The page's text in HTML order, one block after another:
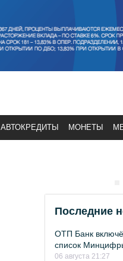
АВТОКРЕДИТЫ МОНЕТЫ
Последние
ОТП Банк
список
06 августа 21:27